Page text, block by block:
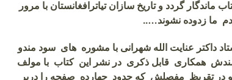
ماندگار گردد و تاریخ سازان تیاترافغانستان با مرور
ما زدوده نشوند…..
داکتر عنایت الله شهرانی با مشوره های سود مندو
همکاری قابل ذکری در نشر این کتاب با مولف
و در تقریظ مفصلش که حدود چهارده صفحه را دربر